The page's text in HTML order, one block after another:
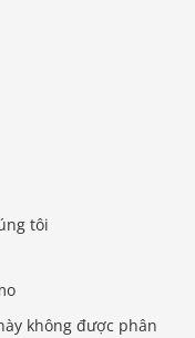
tôi
không được phân